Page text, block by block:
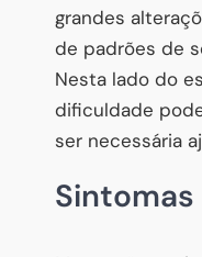
grandes
de padrões de
Nesta lado do
dificuldade
ser necessária
Sintomas